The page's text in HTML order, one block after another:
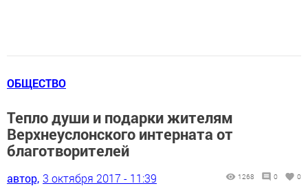
ОБЩЕСТВО
Тепло души и подарки жителям
Верхнеуслонского интерната от
благотворителей
автор, 3 октября 2017 - 11:39 1268 0 0